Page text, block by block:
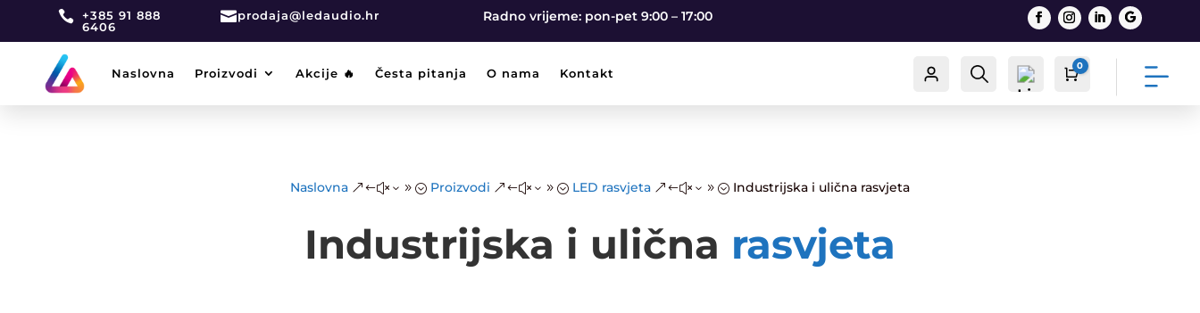
 +385 91 888
6406
prodaja@ledaudio.hr Radno vrijeme: pon-pet 9:00 – 17:00
Naslovna Proizvodi Akcije 🔥 Česta pitanja O nama Kontakt Račun Traži Cart
0
€
Naslovna &#x39; Proizvodi &#x39; LED rasvjeta &#x39; Industrijska i ulična rasvjeta
Industrijska i ulična rasvjeta